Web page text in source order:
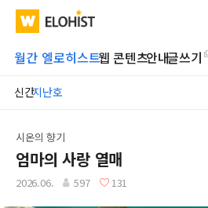
WATV Elohist-
Home
월간 엘로히스트웹 콘텐츠안내글쓰기
신간지난호
Submit
시온의 향기
엄마의 사랑 열매
2026.06. 597 131